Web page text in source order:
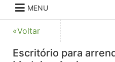
MENU
«Voltar
Escritório para